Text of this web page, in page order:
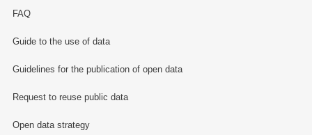
FAQ
Guide to the use of data
Guidelines for the publication of open data
Request to reuse public data
Open data strategy